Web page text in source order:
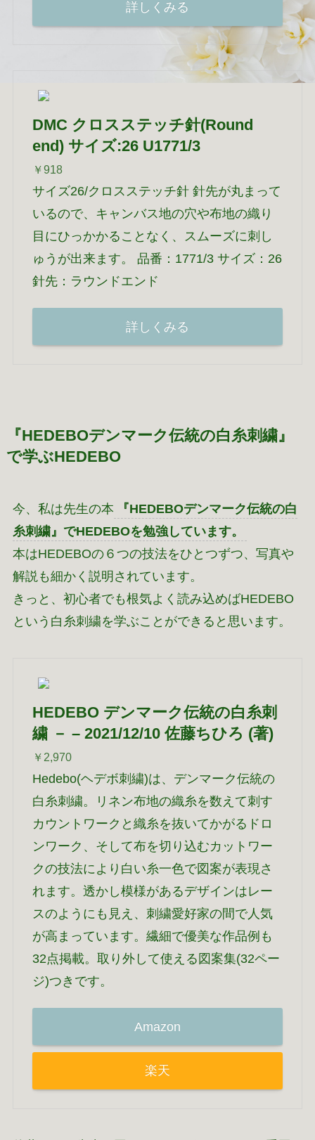
詳しくみる
DMC クロスステッチ針(Round
end) サイズ:26 U1771/3
￥918
サイズ26/クロスステッチ針 針先が丸まって
いるので、キャンバス地の穴や布地の織り
目にひっかかることなく、スムーズに刺し
ゅうが出来ます。 品番：1771/3 サイズ：26
針先：ラウンドエンド
詳しくみる
『HEDEBOデンマーク伝統の白糸刺繍』
で学ぶHEDEBO
今、私は先生の本
『HEDEBOデンマーク伝統の白
糸刺繍』でHEDEBOを勉強しています。
本はHEDEBOの６つの技法をひとつずつ、写真や
解説も細かく説明されています。
きっと、初心者でも根気よく読み込めばHEDEBO
という白糸刺繍を学ぶことができると思います。
HEDEBO デンマーク伝統の白糸刺
繍 － – 2021/12/10 佐藤ちひろ (著)
￥2,970
Hedebo(ヘデボ刺繍)は、デンマーク伝統の
白糸刺繍。リネン布地の織糸を数えて刺す
カウントワークと織糸を抜いてかがるドロ
ンワーク、そして布を切り込むカットワー
クの技法により白い糸一色で図案が表現さ
れます。透かし模様があるデザインはレー
スのようにも見え、刺繍愛好家の間で人気
が高まっています。繊細で優美な作品例も
32点掲載。取り外して使える図案集(32ペー
ジ)つきです。
Amazon
楽天